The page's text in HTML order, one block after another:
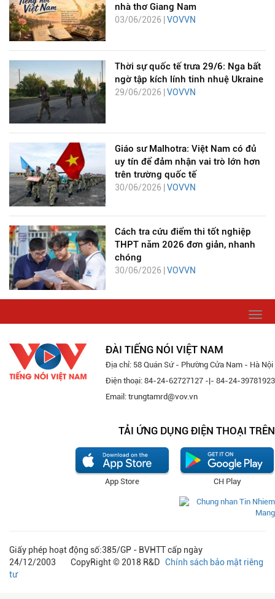
nhà thơ Giang Nam
03/06/2026 | VOVVN
Thời sự quốc tế trưa 29/6: Nga bất
ngờ tập kích lính tinh nhuệ Ukraine
29/06/2026 | VOVVN
Giáo sư Malhotra: Việt Nam có đủ
uy tín để đảm nhận vai trò lớn hơn
trên trường quốc tế
30/06/2026 | VOVVN
Cách tra cứu điểm thi tốt nghiệp
THPT năm 2026 đơn giản, nhanh
chóng
30/06/2026 | VOVVN
ĐÀI TIẾNG NÓI VIỆT NAM
Địa chỉ: 58 Quán Sứ - Phường Cửa Nam - Hà Nội
Điện thoại: 84-24-62727127 -|- 84-24-39781923
Email: trungtamrd@vov.vn
TẢI ỨNG DỤNG ĐIỆN THOẠI TRÊN
CH Play
App Store
Giấy phép hoạt động số:385/GP - BVHTT cấp ngày
24/12/2003 CopyRight © 2018 R&D Chính sách bảo mật riêng
tư